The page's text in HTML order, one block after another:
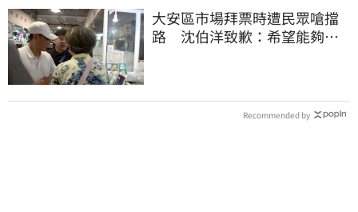
大安區市場拜票時遭民眾嗆擋
路 沈伯洋致歉：希望能夠精
Recommended by